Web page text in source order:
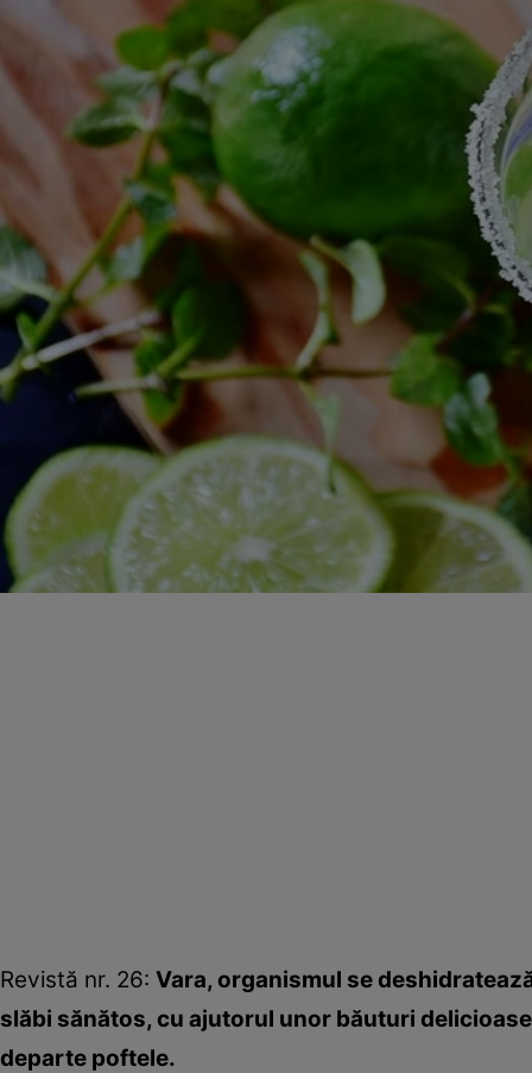
Revistă nr. 26: Vara, organismul se
slăbi sănătos, cu ajutorul unor băuturi
departe poftele.